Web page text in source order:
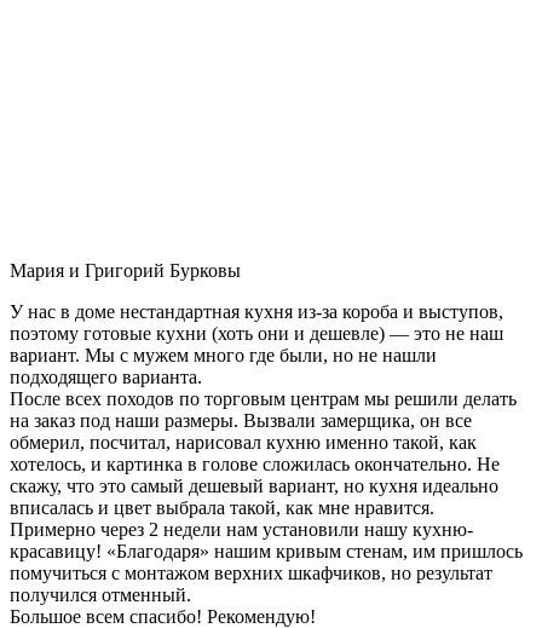
Мария и Григорий Бурковы
У нас в доме нестандартная кухня из-за короба и выступов,
поэтому готовые кухни (хоть они и дешевле) — это не наш
вариант. Мы с мужем много где были, но не нашли
подходящего варианта.
После всех походов по торговым центрам мы решили делать
на заказ под наши размеры. Вызвали замерщика, он все
обмерил, посчитал, нарисовал кухню именно такой, как
хотелось, и картинка в голове сложилась окончательно. Не
скажу, что это самый дешевый вариант, но кухня идеально
вписалась и цвет выбрала такой, как мне нравится.
Примерно через 2 недели нам установили нашу кухню-
красавицу! «Благодаря» нашим кривым стенам, им пришлось
помучиться с монтажом верхних шкафчиков, но результат
получился отменный.
Большое всем спасибо! Рекомендую!